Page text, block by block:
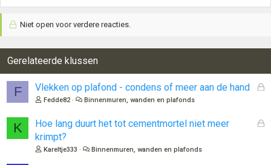
Niet open voor verdere reacties.
Gerelateerde klussen
F
G
Vlekken op plafond - condens of meer aan de hand
Fedde82 Binnenmuren, wanden en plafonds
K
G
Hoe lang duurt het tot cementmortel niet meer
krimpt?
Kareltje333 Binnenmuren, wanden en plafonds